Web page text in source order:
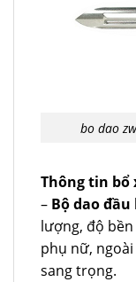
bo dao
Thông tin bổ
– Bộ dao
lượng, độ
phụ nữ,
sang trọng.